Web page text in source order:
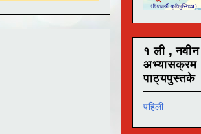
१ ली , नवीन
अभ्यासक्रम
पाठ्यपुस्तके
पहिली